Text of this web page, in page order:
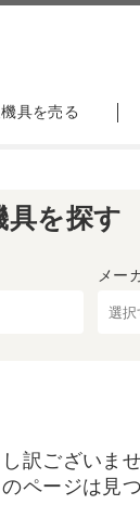
具を売る
具を探す
メー
訳ございませ
ページは見